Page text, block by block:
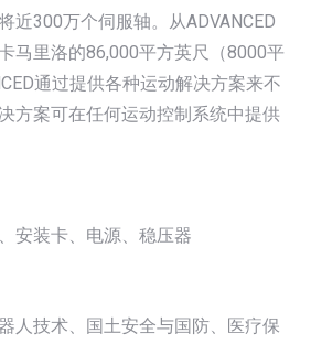
近300万个伺服轴。从ADVANCED
马里洛的86,000平方英尺（8000平
通过提供各种运动解决方案来不
方案可在任何运动控制系统中提供
安装卡、电源、稳压器
人技术、国土安全与国防、医疗保